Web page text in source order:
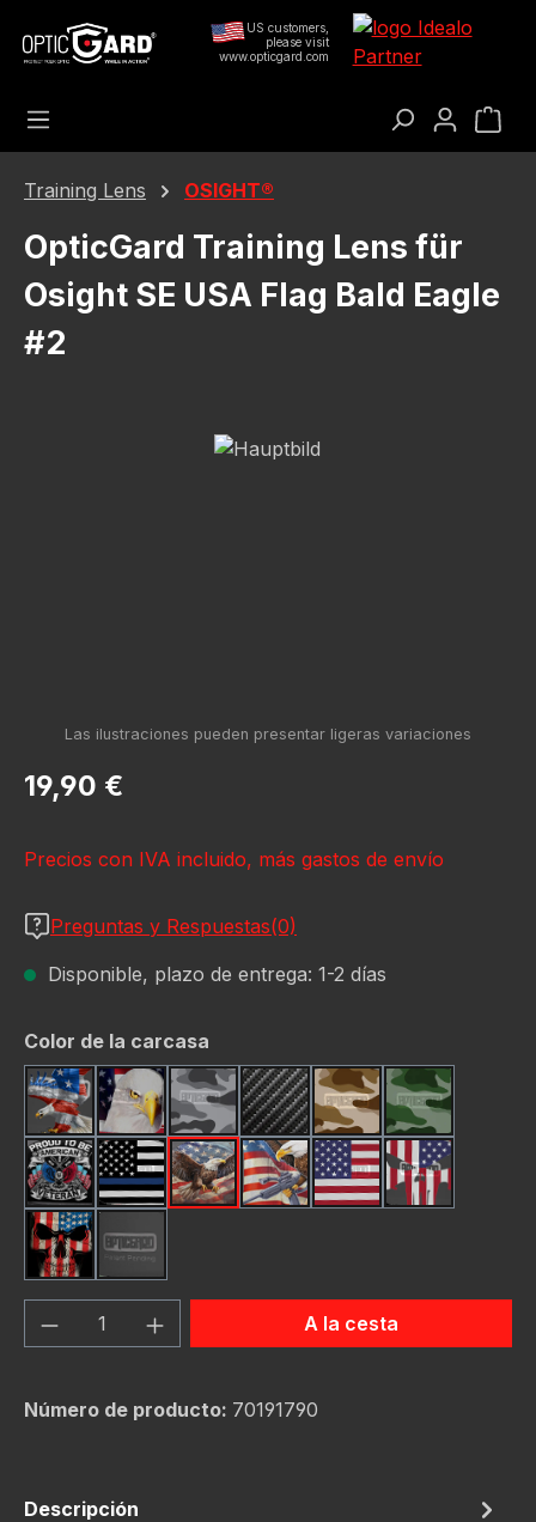
Saltar al contenido principalUS customers,
please visit
www.opticgard.com
El
Training Lens OSIGHT®
OpticGard Training Lens für
Osight SE USA Flag Bald Eagle
#2
Omitir galería de imágenes
Precio normal:
19,90 €
Precios con IVA incluido, más gastos de envío
Preguntas y Respuestas(0)
Disponible, plazo de entrega: 1-2 días
Seleccione
Color de la carcasa
American EagleBald Eagle America Flag
Camo GreyCarbon Fiber Black
Desert Storm
Green
Pround To Be American
Thin Blue Line Flag
USA Flag Bald Eagle #2
USA Flag Bald Eagle #3
USA Flag New
Us Flag
Us Flag Skull #2
schwarz
Cantidad del producto: introduce la
A la cesta
Número de producto: 70191790
Descripción